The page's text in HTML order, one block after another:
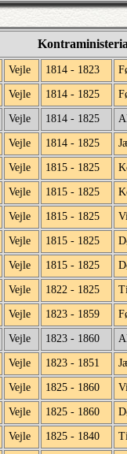
Vejle 1814 - 1823
Vejle 1814 - 1825
Vejle 1814 - 1825
Vejle 1814 - 1825
Vejle 1815 - 1825
Vejle 1815 - 1825
Vejle 1815 - 1825
Vejle 1815 - 1825
Vejle 1815 - 1825
Vejle 1822 - 1825
Vejle 1823 - 1859
Vejle 1823 - 1860
Vejle 1823 - 1851
Vejle 1825 - 1860
Vejle 1825 - 1860
Vejle 1825 - 1840